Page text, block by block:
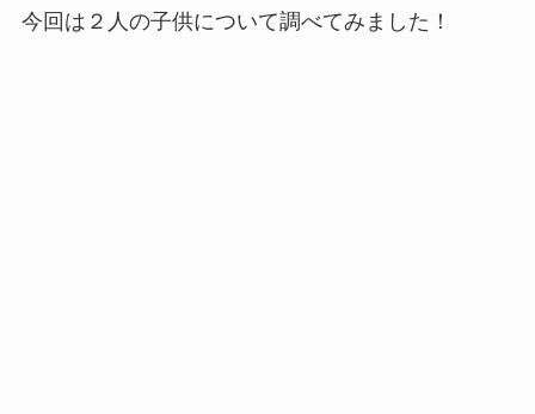
今回は２人の子供について調べてみました！